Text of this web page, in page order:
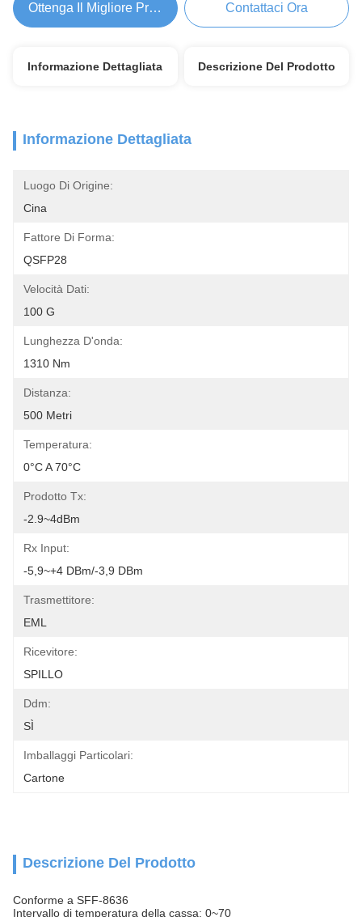
Ottenga Il Migliore Prezzo Contattaci Ora
Informazione Dettagliata Descrizione Del Prodotto
Informazione Dettagliata
Luogo Di Origine:
Cina
Fattore Di Forma:
QSFP28
Velocità Dati:
100 G
Lunghezza D'onda:
1310 Nm
Distanza:
500 Metri
Temperatura:
0°C A 70°C
Prodotto Tx:
-2.9~4dBm
Rx Input:
-5,9~+4 DBm/-3,9 DBm
Trasmettitore:
EML
Ricevitore:
SPILLO
Ddm:
SÌ
Imballaggi Particolari:
Cartone
Descrizione Del Prodotto
Conforme a SFF-8636
Intervallo di temperatura della cassa: 0~70